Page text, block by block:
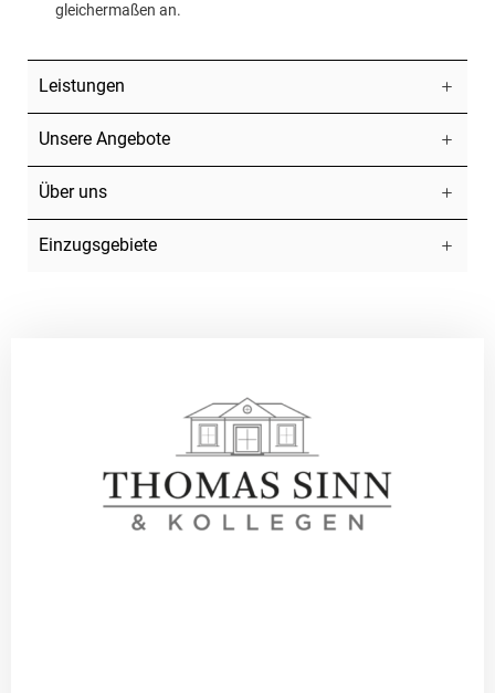
gleichermaßen an.
Leistungen
Unsere Angebote
Über uns
Einzugsgebiete